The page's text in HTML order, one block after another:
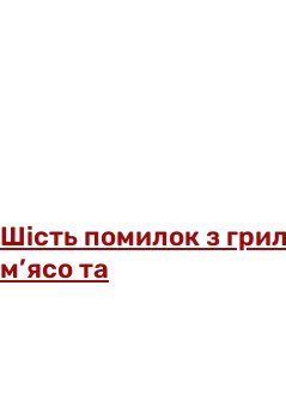
Шість помилок з
м’ясо та